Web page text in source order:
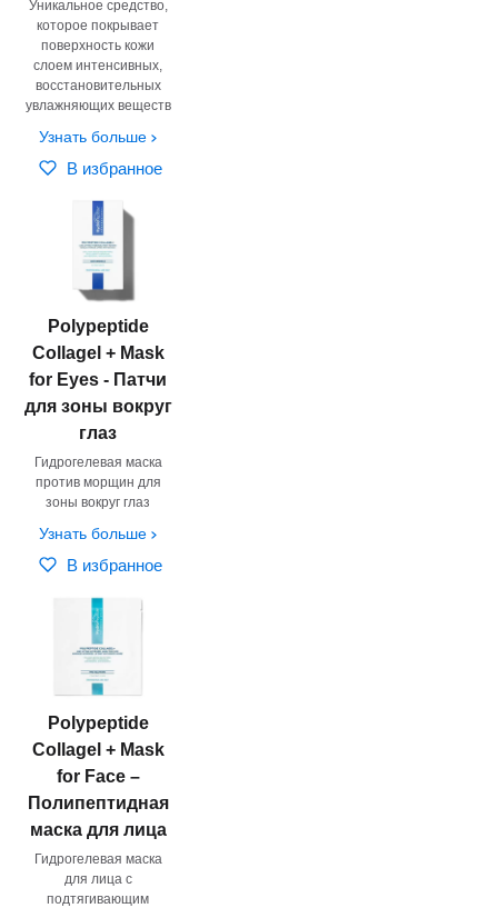
Уникальное средство,
которое покрывает
поверхность кожи
слоем интенсивных,
восстановительных
увлажняющих веществ
Узнать больше
В избранное
Polypeptide
Collagel + Mask
for Eyes - Патчи
для зоны вокруг
глаз
Гидрогелевая маска
против морщин для
зоны вокруг глаз
Узнать больше
В избранное
Polypeptide
Сollagel + Mask
for Face –
Полипептидная
маска для лица
Гидрогелевая маска
для лица с
подтягивающим